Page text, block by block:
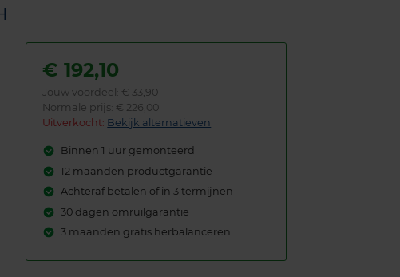
€192,10
Jouw voordeel: € 33,90
Normale prijs: € 226,00
Uitverkocht: Bekijk alternatieven
Binnen 1 uur gemonteerd
12 maanden productgarantie
Achteraf betalen of in 3 termijnen
30 dagen omruilgarantie
3 maanden gratis herbalanceren